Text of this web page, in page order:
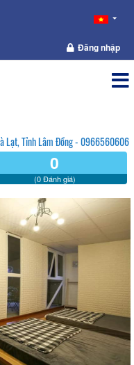
Đăng nhập
Lạt, Tỉnh Lâm Đồng - 0966560606
0
(0 Đánh giá)